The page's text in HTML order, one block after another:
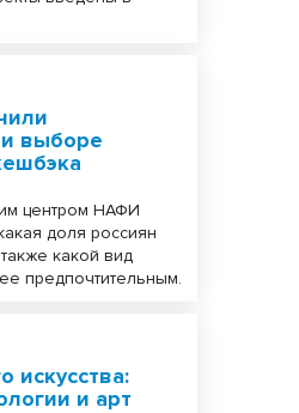
выборе
центром НАФИ
доля россиян
какой вид
предпочтительным.
искусства:
и арт